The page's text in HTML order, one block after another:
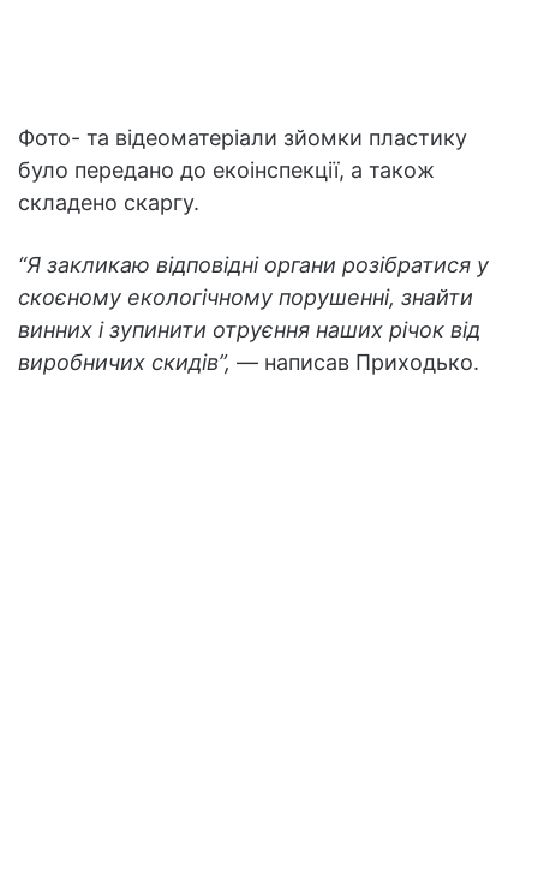
Фото- та відеоматеріали зйомки пластику
було передано до екоінспекції, а також
складено скаргу.
“Я закликаю відповідні органи розібратися у
скоєному екологічному порушенні, знайти
винних і зупинити отруєння наших річок від
виробничих скидів”, — написав Приходько.